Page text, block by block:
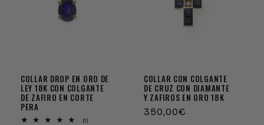
COLLAR DROP EN ORO DE
LEY 18K CON COLGANTE
DE ZAFIRO EN CORTE
PERA
(1)
COLLAR CON COLGANTE
DE CRUZ CON DIAMANTE
Y ZAFIROS EN ORO 18K
Precio
350,00€